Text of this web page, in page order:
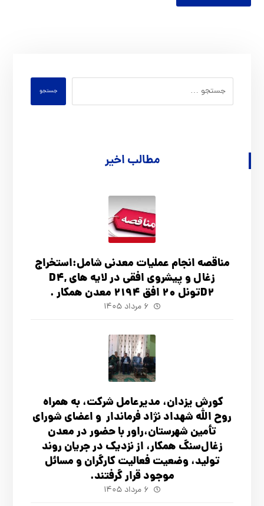
جستجو
مطالب اخیر
مناقصه انجام عملیات معدنی شامل:استخراج
زغال و پیشروی افقی در لایه های D4,
D2تونل 20 افق 2194 معدن همکار .
۶ مرداد ۱۴۰۵
کورش یزدان، مدیرعامل شرکت، به همراه
روح الله شهداد نژاد فرماندار و اعضای شورای
تأ‌مین شهرستان،راور با حضور در معدن
زغال‌سنگ همکار، از نزدیک در جریان روند
تولید، وضعیت فعالیت کارگران و مسائل
موجود قرار گرفتند.
۶ مرداد ۱۴۰۵